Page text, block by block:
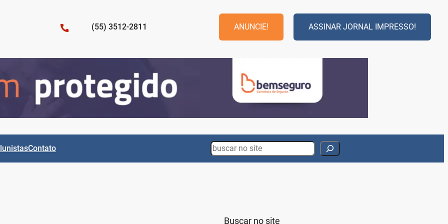
(55) 3512-2811 ANUNCIE! ASSINAR JORNAL IMPRESSO!
Contato Search
Buscar no site